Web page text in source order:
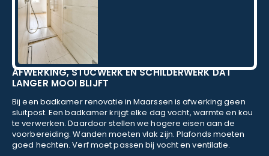
AFWERKING, STUCWERK EN SCHILDERWERK DAT
LANGER MOOI BLIJFT
Bij een badkamer renovatie in Maarssen is afwerking geen
sluitpost. Een badkamer krijgt elke dag vocht, warmte en kou
te verwerken. Daardoor stellen we hogere eisen aan de
voorbereiding. Wanden moeten vlak zijn. Plafonds moeten
goed hechten. Verf moet passen bij vocht en ventilatie.